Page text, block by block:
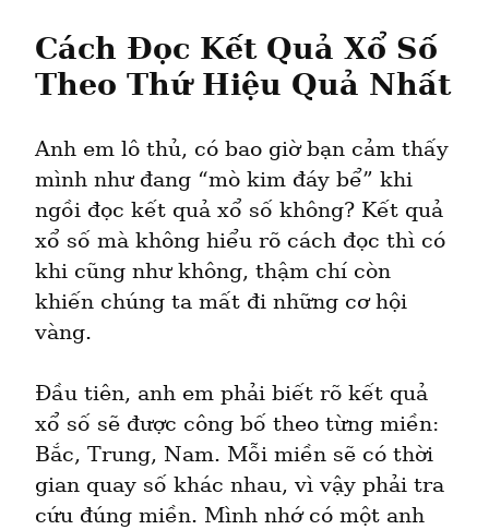
Cách Đọc Kết Quả Xổ Số
Theo Thứ Hiệu Quả Nhất
Anh em lô thủ, có bao giờ bạn cảm thấy
mình như đang “mò kim đáy bể” khi
ngồi đọc kết quả xổ số không? Kết quả
xổ số mà không hiểu rõ cách đọc thì có
khi cũng như không, thậm chí còn
khiến chúng ta mất đi những cơ hội
vàng.
Đầu tiên, anh em phải biết rõ kết quả
xổ số sẽ được công bố theo từng miền:
Bắc, Trung, Nam. Mỗi miền sẽ có thời
gian quay số khác nhau, vì vậy phải tra
cứu đúng miền. Mình nhớ có một anh